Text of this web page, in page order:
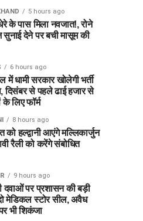
5 hours ago
के पास मिला नवजात!, रोने
देने पर बची मासूम की
6 hours ago
में धामी सरकार खोलेगी भर्ती
दिसंबर से पहले ढाई हजार से
के लिए फॉर्म
8 hours ago
हल्द्वानी आएंगे मल्लिकार्जुन
रैली को करेंगे संबोधित
9 hours ago
दवाओं पर प्रशासन की बड़ी
दो मेडिकल स्टोर सील, अवैध
भी शिकंजा